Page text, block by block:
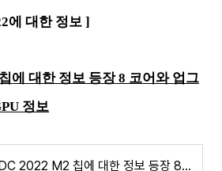
에 대한 정보 ]
에 대한 정보 등장 8 코어와 업그
정보
WWDC 2022 M2 칩에 대한 정보 등장 8 코어와 업그레이드된 10 코어 GPU 정보